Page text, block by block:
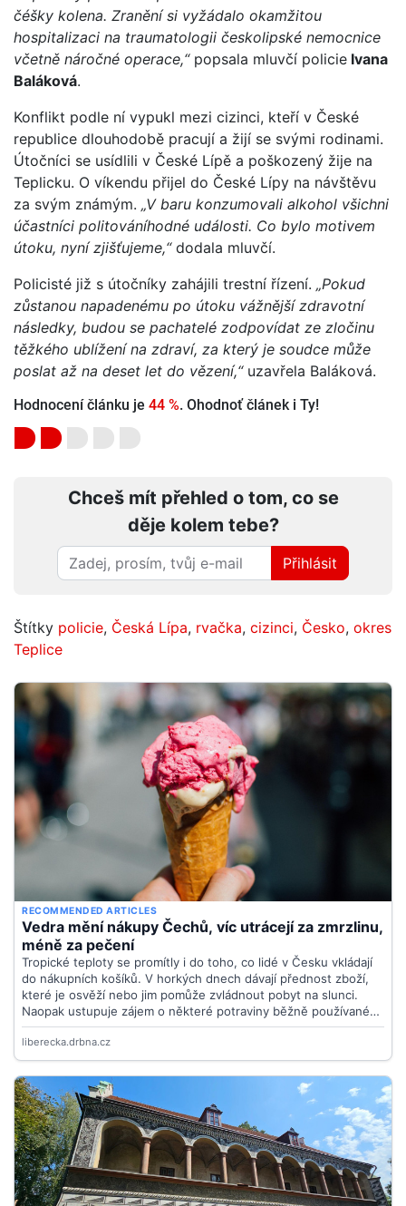
čéšky kolena. Zranění si vyžádalo okamžitou
hospitalizaci na traumatologii českolipské nemocnice
včetně náročné operace,“popsala mluvčí policie Ivana
Baláková.
Konflikt podle ní vypukl mezi cizinci, kteří v České
republice dlouhodobě pracují a žijí se svými rodinami.
Útočníci se usídlili v České Lípě a poškozený žije na
Teplicku. O víkendu přijel do České Lípy na návštěvu
za svým známým. „V baru konzumovali alkohol všichni
účastníci politováníhodné události. Co bylo motivem
útoku, nyní zjišťujeme,“dodala mluvčí.
Policisté již s útočníky zahájili trestní řízení. „Pokud
zůstanou napadenému po útoku vážnější zdravotní
následky, budou se pachatelé zodpovídat ze zločinu
těžkého ublížení na zdraví, za který je soudce může
poslat až na deset let do vězení,“uzavřela Baláková.
Hodnocení článku je 44 %. Ohodnoť článek i Ty!
Chceš mít přehled o tom, co se
děje kolem tebe?
Přihlásit
Štítky policie, Česká Lípa, rvačka, cizinci, Česko, okres
Teplice